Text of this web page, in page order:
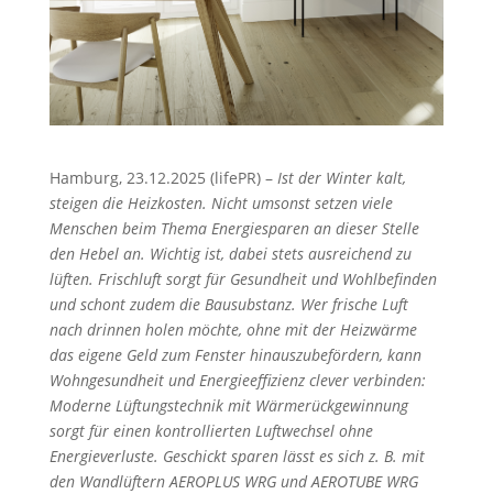
Hamburg, 23.12.2025 (lifePR) – Ist der Winter kalt,
steigen die Heizkosten. Nicht umsonst setzen viele
Menschen beim Thema Energiesparen an dieser Stelle
den Hebel an. Wichtig ist, dabei stets ausreichend zu
lüften. Frischluft sorgt für Gesundheit und Wohlbefinden
und schont zudem die Bausubstanz. Wer frische Luft
nach drinnen holen möchte, ohne mit der Heizwärme
das eigene Geld zum Fenster hinauszubefördern, kann
Wohngesundheit und Energieeffizienz clever verbinden:
Moderne Lüftungstechnik mit Wärmerückgewinnung
sorgt für einen kontrollierten Luftwechsel ohne
Energieverluste. Geschickt sparen lässt es sich z. B. mit
den Wandlüftern AEROPLUS WRG und AEROTUBE WRG